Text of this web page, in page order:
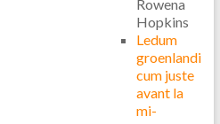
Rowena
Hopkins
Ledum
groenlandi
cum juste
avant la
mi-